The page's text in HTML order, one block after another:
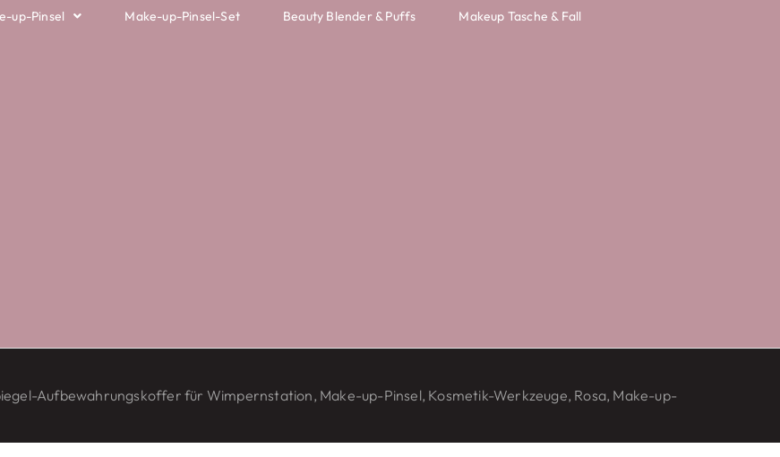
up-Pinsel Make-up-Pinsel-Set Beauty Blender & Puffs Makeup Tasche & Fall
Aufbewahrungskoffer für Wimpernstation, Make-up-Pinsel, Kosmetik-Werkzeuge, Rosa, Make-up-